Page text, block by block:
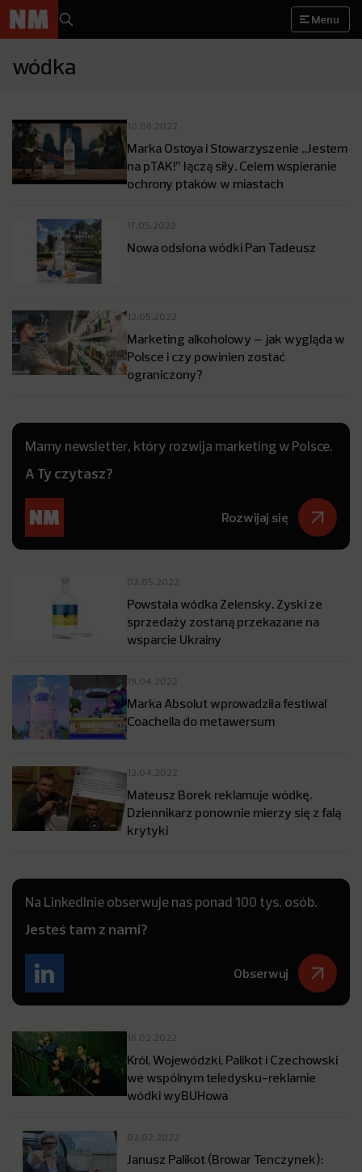
Menu
wódka
10.06.2022
Marka Ostoya i Stowarzyszenie „Jestem
na pTAK!” łączą siły. Celem wspieranie
ochrony ptaków w miastach
17.05.2022
Nowa odsłona wódki Pan Tadeusz
12.05.2022
Marketing alkoholowy – jak wygląda w
Polsce i czy powinien zostać
ograniczony?
Mamy newsletter, który rozwija marketing w Polsce.
A Ty czytasz?
Rozwijaj się
02.05.2022
Powstała wódka Zelensky. Zyski ze
sprzedaży zostaną przekazane na
wsparcie Ukrainy
19.04.2022
Marka Absolut wprowadziła festiwal
Coachella do metawersum
12.04.2022
Mateusz Borek reklamuje wódkę.
Dziennikarz ponownie mierzy się z falą
krytyki
Na LinkedInie obserwuje nas ponad 100 tys. osób.
Jesteś tam z nami?
Obserwuj
16.02.2022
Król, Wojewódzki, Palikot i Czechowski
we wspólnym teledysku-reklamie
wódki wyBUHowa
02.02.2022
Janusz Palikot (Browar Tenczynek):